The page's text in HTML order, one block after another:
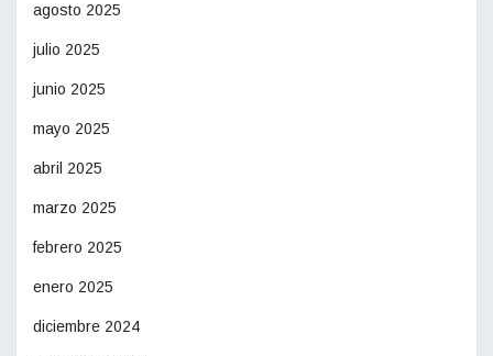
agosto 2025
julio 2025
junio 2025
mayo 2025
abril 2025
marzo 2025
febrero 2025
enero 2025
diciembre 2024